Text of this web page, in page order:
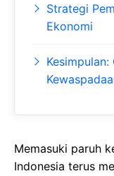
Strategi
Ekonomi
Memasuki paruh
Indonesia terus